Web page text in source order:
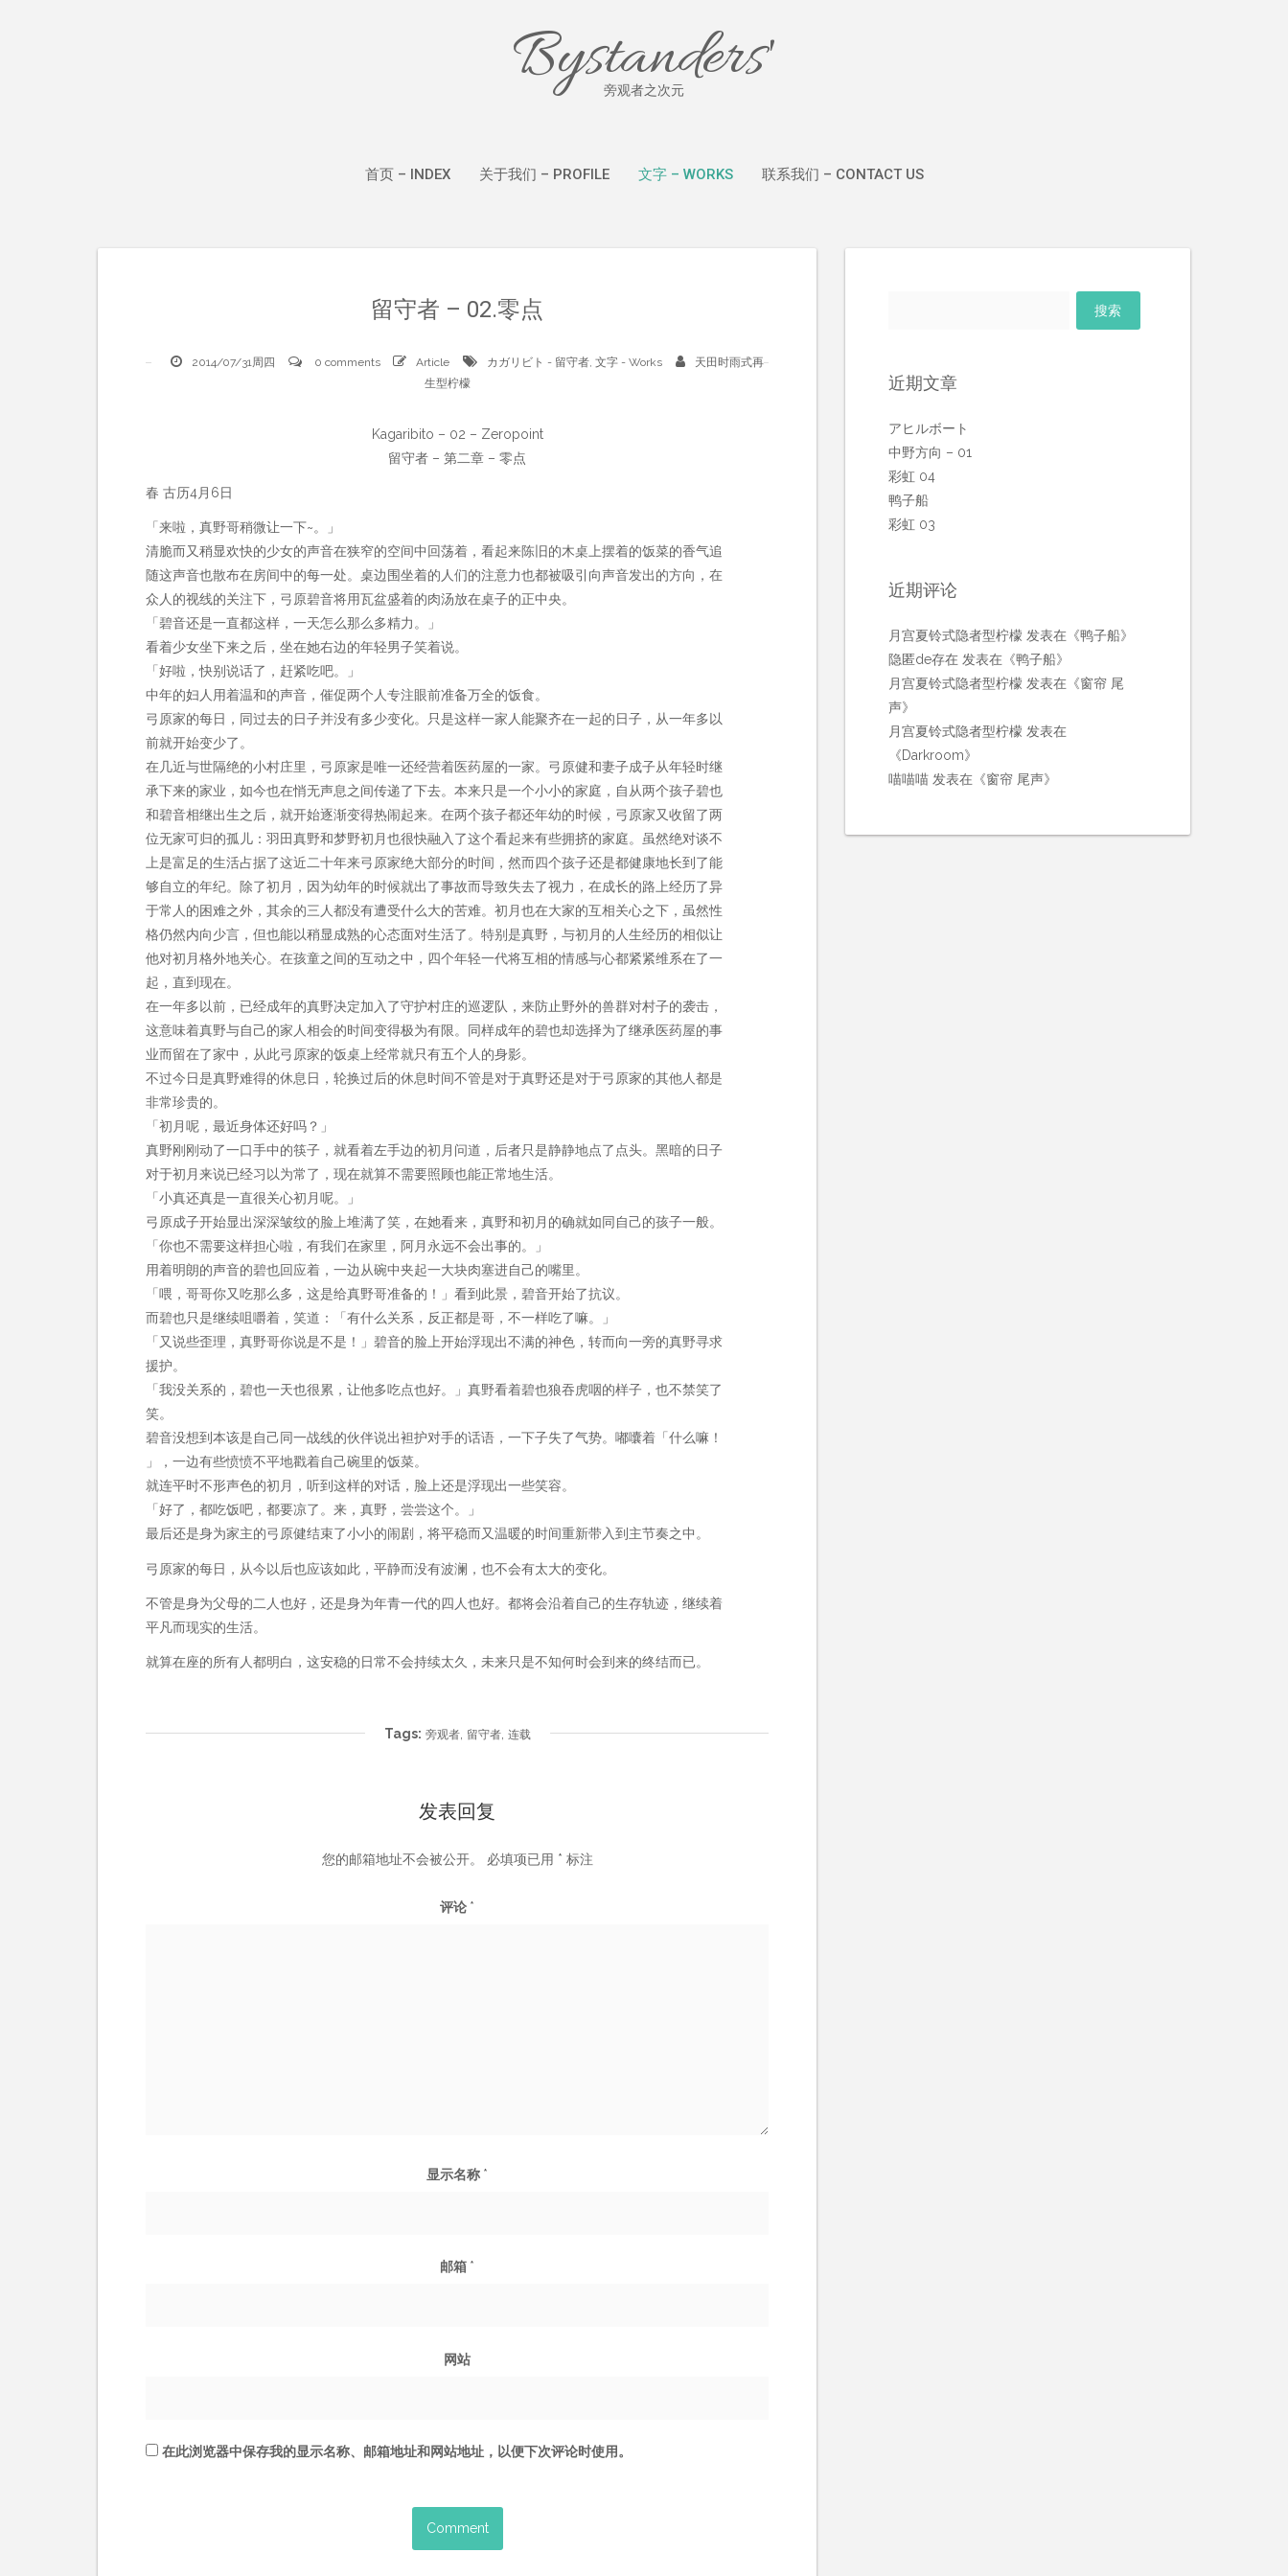
Bystanders'
旁观者之次元
首页 – INDEX 关于我们 – PROFILE 文字 – WORKS 联系我们 – CONTACT US
留守者 – 02.零点
2014/07/31周四 0 comments Article カガリビト - 留守者, 文字 - Works
天田时雨式再
生型柠檬
Kagaribito – 02 – Zeropoint
留守者 – 第二章 – 零点
春 古历4月6日
「来啦，真野哥稍微让一下~。」
清脆而又稍显欢快的少女的声音在狭窄的空间中回荡着，看起来陈旧的木桌上摆着的饭菜的香气追
随这声音也散布在房间中的每一处。桌边围坐着的人们的注意力也都被吸引向声音发出的方向，在
众人的视线的关注下，弓原碧音将用瓦盆盛着的肉汤放在桌子的正中央。
「碧音还是一直都这样，一天怎么那么多精力。」
看着少女坐下来之后，坐在她右边的年轻男子笑着说。
「好啦，快别说话了，赶紧吃吧。」
中年的妇人用着温和的声音，催促两个人专注眼前准备万全的饭食。
弓原家的每日，同过去的日子并没有多少变化。只是这样一家人能聚齐在一起的日子，从一年多以
前就开始变少了。
在几近与世隔绝的小村庄里，弓原家是唯一还经营着医药屋的一家。弓原健和妻子成子从年轻时继
承下来的家业，如今也在悄无声息之间传递了下去。本来只是一个小小的家庭，自从两个孩子碧也
和碧音相继出生之后，就开始逐渐变得热闹起来。在两个孩子都还年幼的时候，弓原家又收留了两
位无家可归的孤儿：羽田真野和梦野初月也很快融入了这个看起来有些拥挤的家庭。虽然绝对谈不
上是富足的生活占据了这近二十年来弓原家绝大部分的时间，然而四个孩子还是都健康地长到了能
够自立的年纪。除了初月，因为幼年的时候就出了事故而导致失去了视力，在成长的路上经历了异
于常人的困难之外，其余的三人都没有遭受什么大的苦难。初月也在大家的互相关心之下，虽然性
格仍然内向少言，但也能以稍显成熟的心态面对生活了。特别是真野，与初月的人生经历的相似让
他对初月格外地关心。在孩童之间的互动之中，四个年轻一代将互相的情感与心都紧紧维系在了一
起，直到现在。
在一年多以前，已经成年的真野决定加入了守护村庄的巡逻队，来防止野外的兽群对村子的袭击，
这意味着真野与自己的家人相会的时间变得极为有限。同样成年的碧也却选择为了继承医药屋的事
业而留在了家中，从此弓原家的饭桌上经常就只有五个人的身影。
不过今日是真野难得的休息日，轮换过后的休息时间不管是对于真野还是对于弓原家的其他人都是
非常珍贵的。
「初月呢，最近身体还好吗？」
真野刚刚动了一口手中的筷子，就看着左手边的初月问道，后者只是静静地点了点头。黑暗的日子
对于初月来说已经习以为常了，现在就算不需要照顾也能正常地生活。
「小真还真是一直很关心初月呢。」
弓原成子开始显出深深皱纹的脸上堆满了笑，在她看来，真野和初月的确就如同自己的孩子一般。
「你也不需要这样担心啦，有我们在家里，阿月永远不会出事的。」
用着明朗的声音的碧也回应着，一边从碗中夹起一大块肉塞进自己的嘴里。
「喂，哥哥你又吃那么多，这是给真野哥准备的！」看到此景，碧音开始了抗议。
而碧也只是继续咀嚼着，笑道：「有什么关系，反正都是哥，不一样吃了嘛。」
「又说些歪理，真野哥你说是不是！」碧音的脸上开始浮现出不满的神色，转而向一旁的真野寻求
援护。
「我没关系的，碧也一天也很累，让他多吃点也好。」真野看着碧也狼吞虎咽的样子，也不禁笑了
笑。
碧音没想到本该是自己同一战线的伙伴说出袒护对手的话语，一下子失了气势。嘟囔着「什么嘛！
」，一边有些愤愤不平地戳着自己碗里的饭菜。
就连平时不形声色的初月，听到这样的对话，脸上还是浮现出一些笑容。
「好了，都吃饭吧，都要凉了。来，真野，尝尝这个。」
最后还是身为家主的弓原健结束了小小的闹剧，将平稳而又温暖的时间重新带入到主节奏之中。
弓原家的每日，从今以后也应该如此，平静而没有波澜，也不会有太大的变化。
不管是身为父母的二人也好，还是身为年青一代的四人也好。都将会沿着自己的生存轨迹，继续着
平凡而现实的生活。
就算在座的所有人都明白，这安稳的日常不会持续太久，未来只是不知何时会到来的终结而已。
Tags: 旁观者, 留守者, 连载
发表回复
您的邮箱地址不会被公开。 必填项已用 * 标注
评论 *
显示名称 *
邮箱 *
网站
在此浏览器中保存我的显示名称、邮箱地址和网站地址，以便下次评论时使用。
近期文章
アヒルボート
中野方向 – 01
彩虹 04
鸭子船
彩虹 03
近期评论
月宫夏铃式隐者型柠檬 发表在《鸭子船》
隐匿de存在 发表在《鸭子船》
月宫夏铃式隐者型柠檬 发表在《窗帘 尾
声》
月宫夏铃式隐者型柠檬 发表在
《Darkroom》
喵喵喵 发表在《窗帘 尾声》